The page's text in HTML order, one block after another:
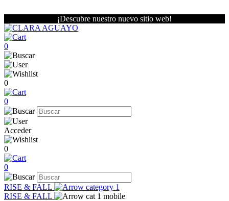
¡Descubre nuestro nuevo sitio web!
0
0
0
Acceder
0
0
RISE & FALL
RISE & FALL